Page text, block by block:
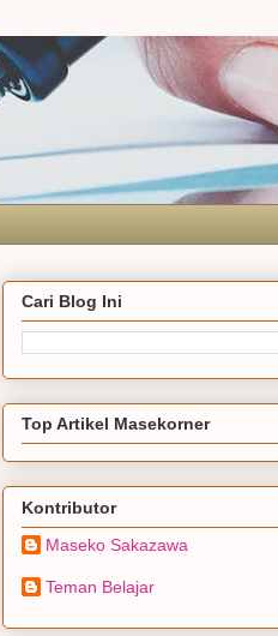
Cari Blog Ini
Top Artikel Masekorner
Kontributor
Maseko Sakazawa
Teman Belajar